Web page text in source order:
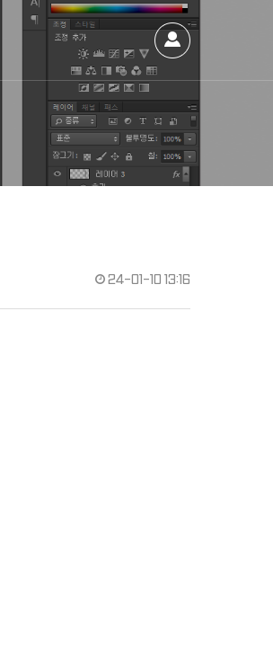
24-01-10 13:16